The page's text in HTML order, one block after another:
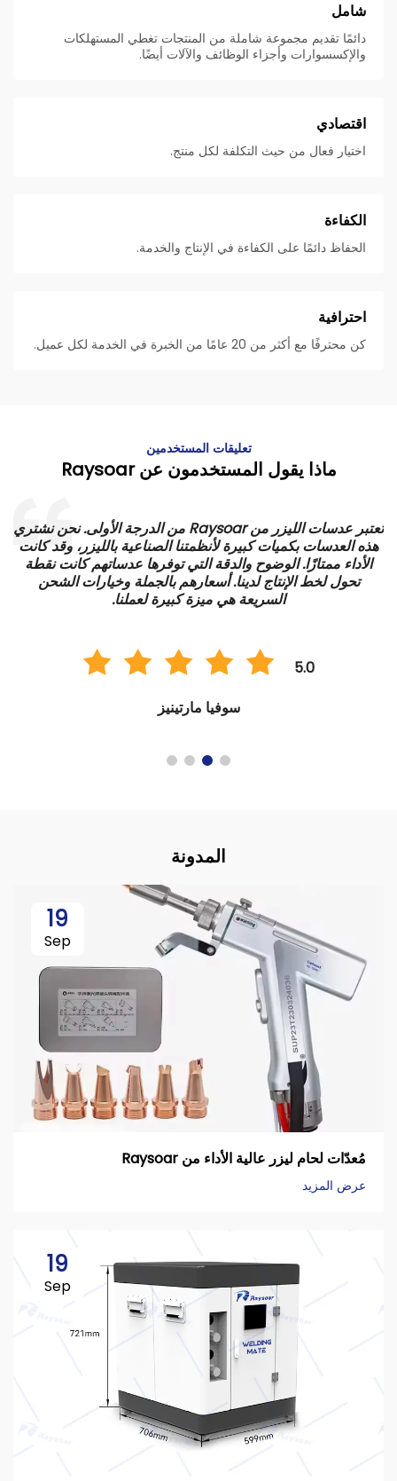
شامل
دائمًا تقديم مجموعة شاملة من المنتجات تغطي المستهلكات
والإكسسوارات وأجزاء الوظائف والآلات أيضًا.
اقتصادي
اختيار فعال من حيث التكلفة لكل منتج.
الكفاءة
الحفاظ دائمًا على الكفاءة في الإنتاج والخدمة.
احترافية
كن محترفًا مع أكثر من 20 عامًا من الخبرة في الخدمة لكل عميل.
تعليقات المستخدمين
ماذا يقول المستخدمون عن Raysoar
تعتبر عدسات الليزر من Raysoar من الدرجة الأولى. نحن نشتري
هذه العدسات بكميات كبيرة لأنظمتنا الصناعية بالليزر، وقد كانت
الأداء ممتازًا. الوضوح والدقة التي توفرها عدساتهم كانت نقطة
تحول لخط الإنتاج لدينا. أسعارهم بالجملة وخيارات الشحن
السريعة هي ميزة كبيرة لعملنا.
5.0
سوفيا مارتينيز
المدونة
19
Sep
مُعدّات لحام ليزر عالية الأداء من Raysoar
عرض المزيد
19
Sep